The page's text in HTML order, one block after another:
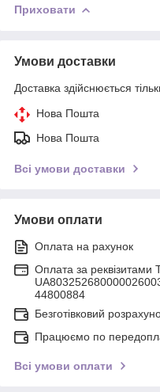
Приховати
Умови доставки
Доставка здійснюється
Нова Пошта
Нова Пошта
Всі умови доставки
Умови оплати
Оплата на рахунок
Оплата за
44800884
Безготівковий
Працюємо по
Всі умови оплати